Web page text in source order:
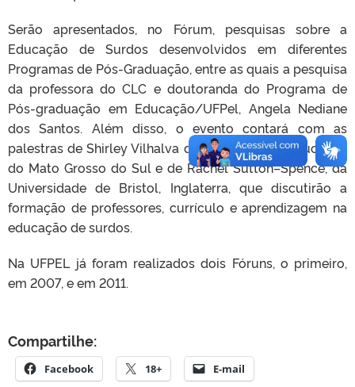
Serão apresentados, no Fórum, pesquisas sobre a
Educação de Surdos desenvolvidos em diferentes
Programas de Pós-Graduação, entre as quais a pesquisa
da professora do CLC e doutoranda do Programa de
Pós-graduação em Educação/UFPel, Angela Nediane
dos Santos. Além disso, o evento contará com as
palestras de Shirley Vilhalva da Secretaria de Educação
do Mato Grosso do Sul e de Rachel Sutton–Spence, da
Universidade de Bristol, Inglaterra, que discutirão a
formação de professores, currículo e aprendizagem na
educação de surdos.
Na UFPEL já foram realizados dois Fóruns, o primeiro,
em 2007, e em 2011.
Compartilhe:
Facebook 18+ E-mail